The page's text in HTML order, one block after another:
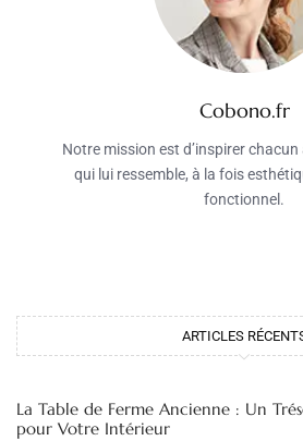
Cobono.fr
Notre mission est d’inspirer
qui lui ressemble, à la fois
fonctionnel.
ARTICLES
La Table de Ferme Ancienne : Un
pour Votre Intérieur